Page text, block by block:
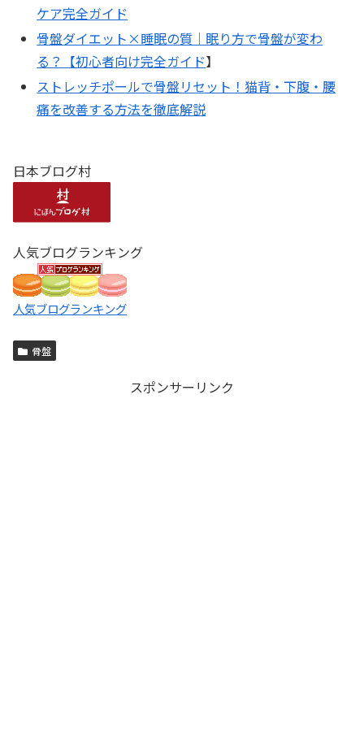
ケア完全ガイド
骨盤ダイエット×睡眠の質｜眠り方で骨盤が変わ
る？【初心者向け完全ガイド】
ストレッチポールで骨盤リセット！猫背・下腹・腰
痛を改善する方法を徹底解説
日本ブログ村
人気ブログランキング
人気ブログランキング
骨盤
スポンサーリンク